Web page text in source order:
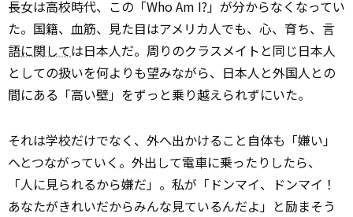
長女は高校時代、この「Who Am I?」が分からなくなってい
た。国籍、血筋、見た目はアメリカ人でも、心、育ち、言
語に関しては日本人だ。周りのクラスメイトと同じ日本人
としての扱いを何よりも望みながら、日本人と外国人との
間にある「高い壁」をずっと乗り越えられずにいた。
それは学校だけでなく、外へ出かけること自体も「嫌い」
へとつながっていく。外出して電車に乗ったりしたら、
「人に見られるから嫌だ」。私が「ドンマイ、ドンマイ！
あなたがきれいだからみんな見ているんだよ」と励まそう